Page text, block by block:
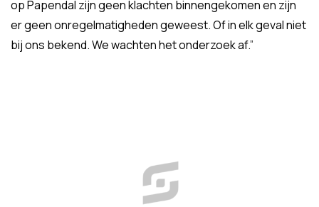
op Papendal zijn geen klachten binnengekomen en zijn
er geen onregelmatigheden geweest. Of in elk geval niet
bij ons bekend. We wachten het onderzoek af.”